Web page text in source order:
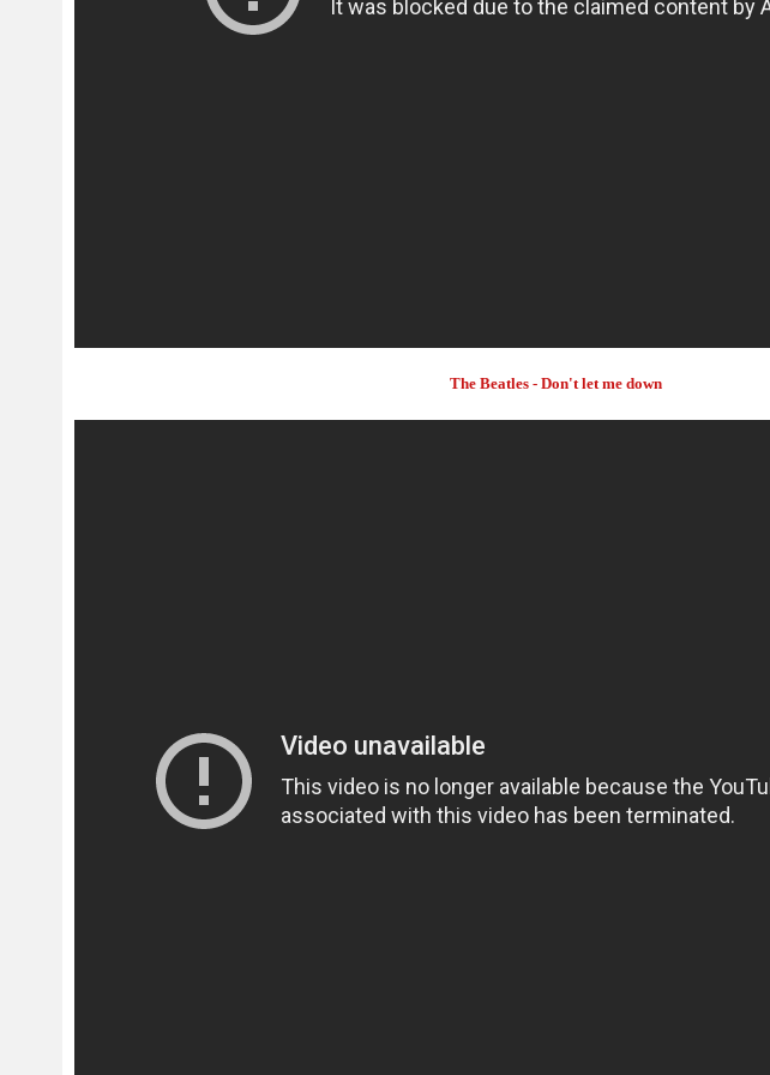
The Beatles - Don't let me down